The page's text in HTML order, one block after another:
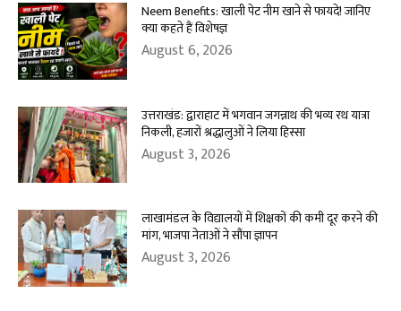
Neem Benefits: खाली पेट नीम खाने से फायदे! जानिए
क्या कहते हैं विशेषज्ञ
August 6, 2026
उत्तराखंड: द्वाराहाट में भगवान जगन्नाथ की भव्य रथ यात्रा
निकली, हजारों श्रद्धालुओं ने लिया हिस्सा
August 3, 2026
लाखामंडल के विद्यालयों में शिक्षकों की कमी दूर करने की
मांग, भाजपा नेताओं ने सौंपा ज्ञापन
August 3, 2026